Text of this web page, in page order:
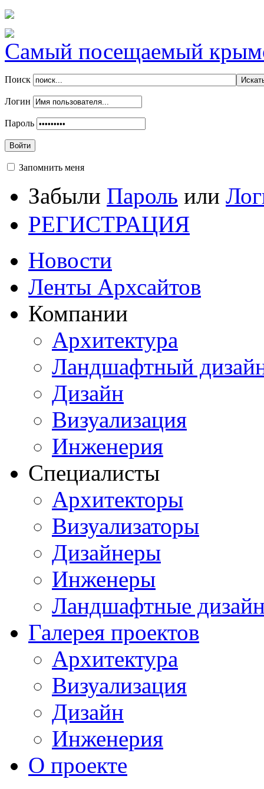
Самый посещаемый
Поиск
Логин
Пароль
Войти
Запомнить меня
Забыли Пароль или
РЕГИСТРАЦИЯ
Новости
Ленты Архсайтов
Компании
Архитектура
Ландшафтный
Дизайн
Визуализация
Инженерия
Специалисты
Архитекторы
Визуализаторы
Дизайнеры
Инженеры
Ландшафтные
Галерея проектов
Архитектура
Визуализация
Дизайн
Инженерия
О проекте